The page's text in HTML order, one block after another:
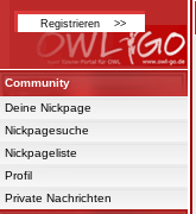
Community
Deine Nickpage
Nickpagesuche
Nickpageliste
Profil
Private Nachrichten